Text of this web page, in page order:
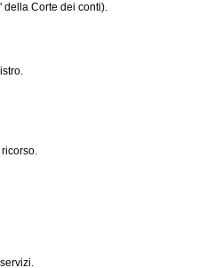
della Corte dei conti).